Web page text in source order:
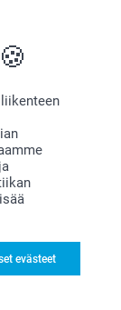
evästeet